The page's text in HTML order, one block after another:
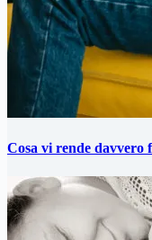
Cosa vi rende davvero